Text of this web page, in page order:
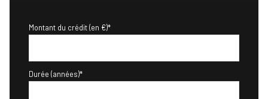
Montant du crédit (en €)*
Durée (années)*